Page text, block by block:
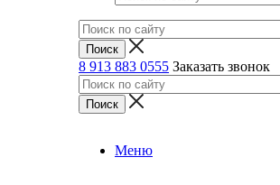
8 913 883 0555 Заказать звонок
Меню